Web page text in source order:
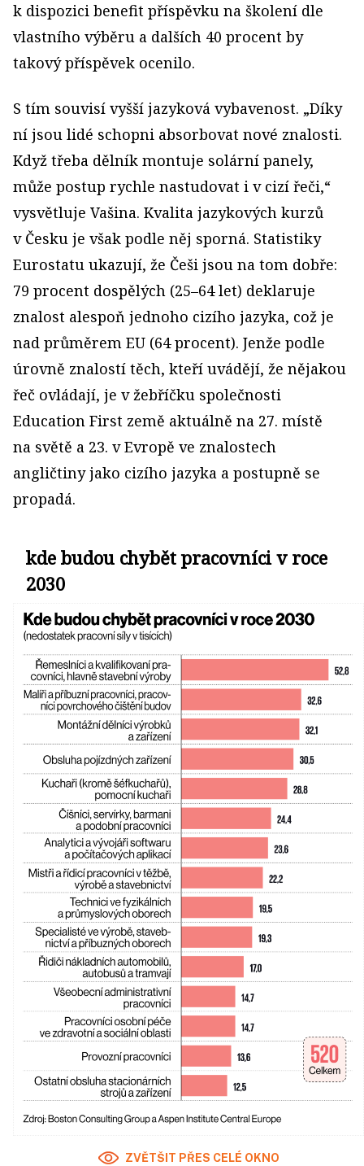
k dispozici benefit příspěvku na školení dle
vlastního výběru a dalších 40 procent by
takový příspěvek ocenilo.
S tím souvisí vyšší jazyková vybavenost. „Díky
ní jsou lidé schopni absorbovat nové znalosti.
Když třeba dělník montuje solární panely,
může postup rychle nastudovat i v cizí řeči,“
vysvětluje Vašina. Kvalita jazykových kurzů
v Česku je však podle něj sporná. Statistiky
Eurostatu ukazují, že Češi jsou na tom dobře:
79 procent dospělých (25–64 let) deklaruje
znalost alespoň jednoho cizího jazyka, což je
nad průměrem EU (64 procent). Jenže podle
úrovně znalostí těch, kteří uvádějí, že nějakou
řeč ovládají, je v žebříčku společnosti
Education First země aktuálně na 27. místě
na světě a 23. v Evropě ve znalostech
angličtiny jako cizího jazyka a postupně se
propadá.
kde budou chybět pracovníci v roce
2030
ZVĚTŠIT PŘES CELÉ OKNO